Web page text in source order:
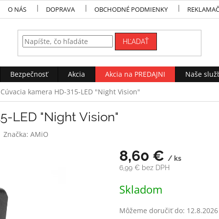
O NÁS DOPRAVA OBCHODNÉ PODMIENKY
HĽADAŤ
Bezpečnosť Akcia Akcia na PREDAJNI Naše
kamera HD-315-LED "Night Vision"
LED "Night Vision"
Značka: AMiO
8,60 € / ks
6,99 € bez DPH
cena:
Skladom
Môžeme doručiť do: 12.8.2026